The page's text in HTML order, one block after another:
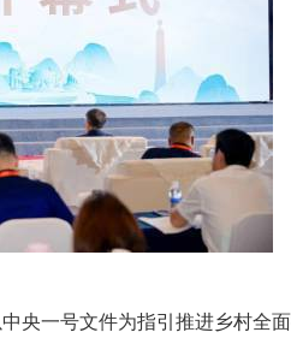
央一号文件为指引推进乡村全